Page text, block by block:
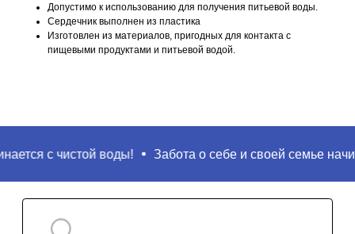
Допустимо к использованию для получения питьевой воды.
Сердечник выполнен из пластика
Изготовлен из материалов, пригодных для контакта с
пищевыми продуктами и питьевой водой.
с чистой воды! Забота о себе и своей семье